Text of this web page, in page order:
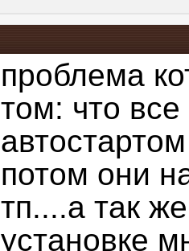
проблема
том: что все
потом они
тп....а так
установке